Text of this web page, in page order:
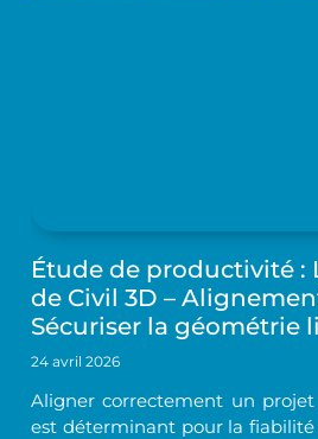
Étude de productivité :
de Civil 3D –
Sécuriser la géométrie
24 avril 2026
Aligner correctement un projet
est déterminant pour la fiabilité